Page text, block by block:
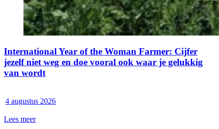
International Year of the Woman Farmer: Cijfer
jezelf niet weg en doe vooral ook waar je gelukkig
van wordt
4 augustus 2026
Lees meer